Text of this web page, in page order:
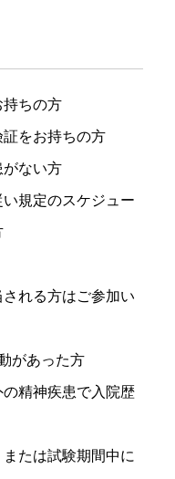
持ちの方
証をお持ちの方
がない方
い規定のスケジュー
れる方はご参加い
があった方
の精神疾患で入院歴
または試験期間中に